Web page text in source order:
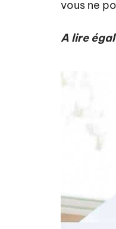
vous ne
A lire